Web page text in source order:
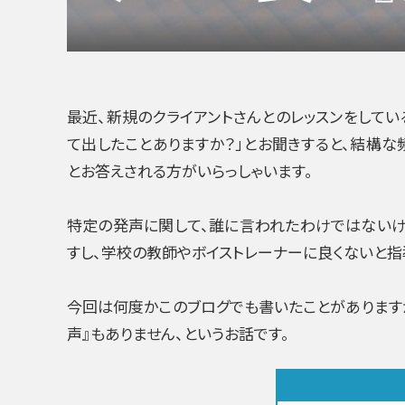
最近、新規のクライアントさんとのレッスンをして
て出したことありますか？」とお聞きすると、結構
とお答えされる方がいらっしゃいます。
特定の発声に関して、誰に言われたわけではない
すし、学校の教師やボイストレーナーに良くないと
今回は何度かこのブログでも書いたことがありま
声』もありません、というお話です。